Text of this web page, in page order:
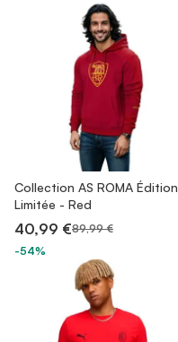
Collection AS ROMA Édition
Limitée - Red
40,99 €89,99 €
-54%